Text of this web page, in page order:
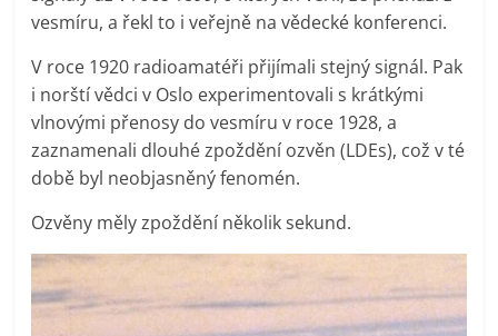
vesmíru, a řekl to i veřejně na vědecké konferenci.
V roce 1920 radioamatéři přijímali stejný signál. Pak
i norští vědci v Oslo experimentovali s krátkými
vlnovými přenosy do vesmíru v roce 1928, a
zaznamenali dlouhé zpoždění ozvěn (LDEs), což v té
době byl neobjasněný fenomén.
Ozvěny měly zpoždění několik sekund.